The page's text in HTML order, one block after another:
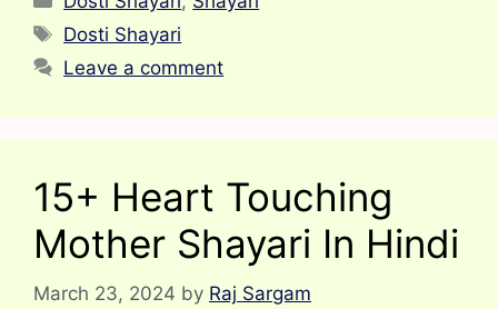
Tags
Dosti Shayari
Leave a comment
15+ Heart Touching
Mother Shayari In Hindi
March 23, 2024 by Raj Sargam